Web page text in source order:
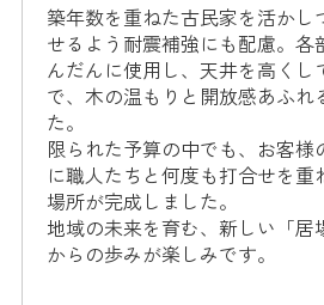
築年数を重ねた古民家を活かし
せるよう耐震補強にも配慮。各
んだんに使用し、天井を高くし
で、木の温もりと開放感あふれ
た。
限られた予算の中でも、お客様
に職人たちと何度も打合せを重
場所が完成しました。
地域の未来を育む、新しい「居
からの歩みが楽しみです。